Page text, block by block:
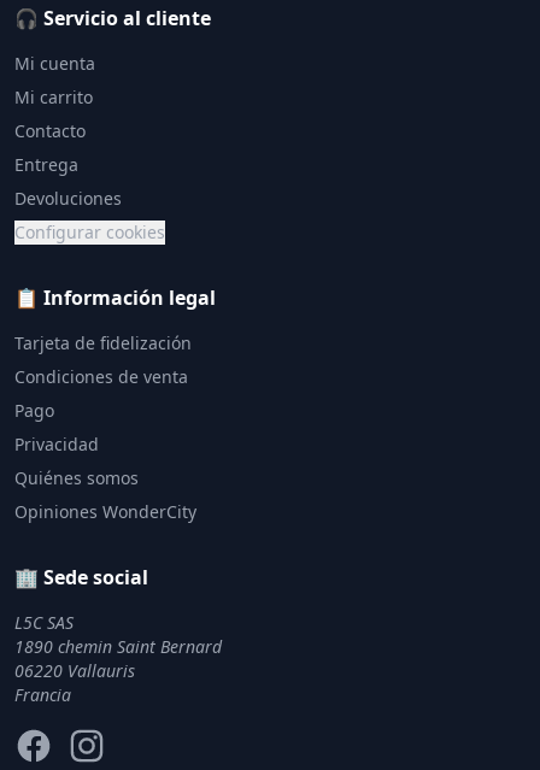
🎧 Servicio al cliente
Mi cuenta
Mi carrito
Contacto
Entrega
Devoluciones
Configurar cookies
📋 Información legal
Tarjeta de fidelización
Condiciones de venta
Pago
Privacidad
Quiénes somos
Opiniones WonderCity
🏢 Sede social
L5C SAS
1890 chemin Saint Bernard
06220 Vallauris
Francia
FacebookInstagram